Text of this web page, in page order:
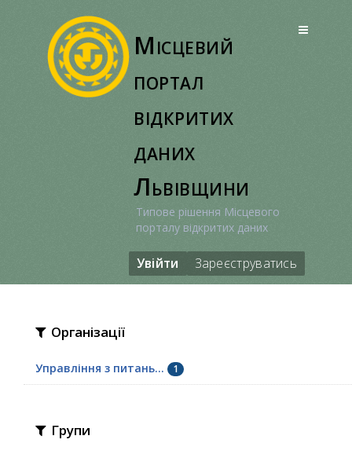
Місцевий
портал
відкритих
даних
Львівщини
Типове рішення Місцевого
порталу відкритих даних
Увійти Зареєструватись
Організації
Управління з питань... 1
Групи